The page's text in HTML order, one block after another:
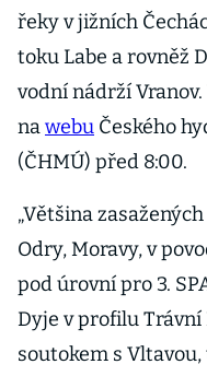
řeky v jižních
toku Labe a rovněž
vodní nádrží
nawebu Českého
(ČHMÚ) před 8:00.
„Většina
Odry, Moravy, v
pod úrovní pro 3.
Dyje v profilu Trávní
soutokem s